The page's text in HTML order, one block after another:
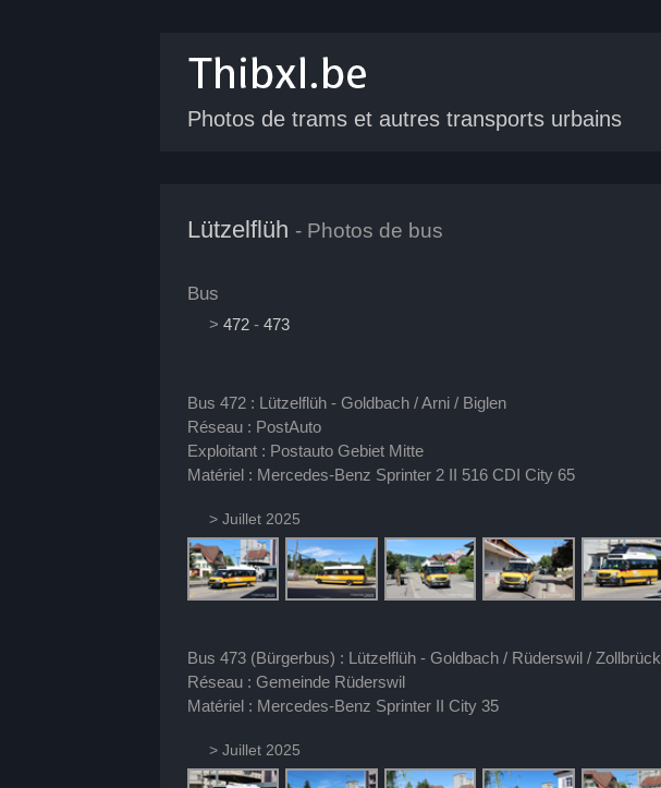
Photos de trams et autres transports urbains
Lützelflüh - Photos de bus
Bus
> 472 - 473
Bus 472 : Lützelflüh - Goldbach / Arni / Biglen
Réseau : PostAuto
Exploitant : Postauto Gebiet Mitte
Matériel : Mercedes-Benz Sprinter 2 II 516 CDI City 65
> Juillet 2025
Bus 473 (Bürgerbus) : Lützelflüh - Goldbach / Rüderswil / Zollbrück
Réseau : Gemeinde Rüderswil
Matériel : Mercedes-Benz Sprinter II City 35
> Juillet 2025